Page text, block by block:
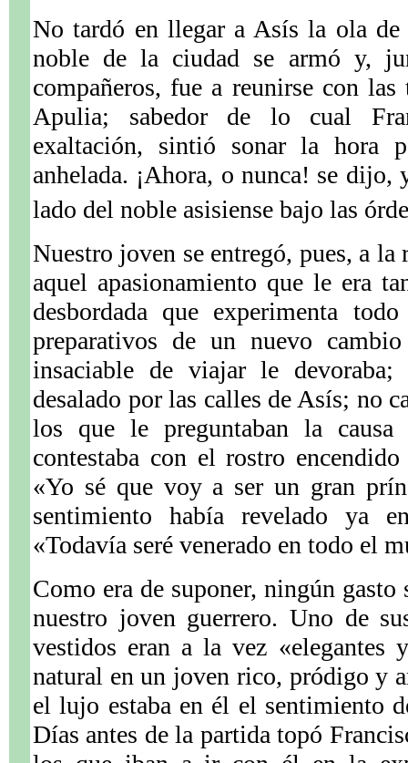
No tardó en llegar a Asís la ola de
noble de la ciudad se armó y,
compañeros, fue a reunirse con
Apulia; sabedor de lo cual
exaltación, sintió sonar la hora
anhelada. ¡Ahora, o nunca! se
lado del noble asisiense bajo las
Nuestro joven se entregó, pues, a
aquel apasionamiento que le era
desbordada que experimenta
preparativos de un nuevo
insaciable de viajar le
desalado por las calles de Asís; no
los que le preguntaban la
contestaba con el rostro
«Yo sé que voy a ser un gran
sentimiento había revelado ya
«Todavía seré venerado en todo el
Como era de suponer, ningún gasto
nuestro joven guerrero. Uno de
vestidos eran a la vez «elegantes
natural en un joven rico, pródigo y
el lujo estaba en él el sentimiento
Días antes de la partida topó